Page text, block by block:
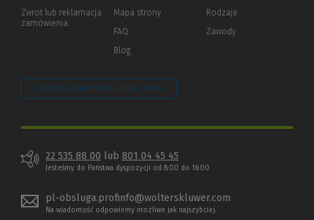
innej
Zwrot lub reklamacja
zamówienia
Mapa strony
FAQ
Blog
Rodzaje
Zawody
Zarządzaj preferencjami plików cookie
22 535 88 00 lub 801 04 45 45
Jesteśmy do Państwa dyspozycji od 8:00 do 16:00
pl-obsluga.profinfo@wolterskluwer.com
Na wiadomość odpowiemy możliwe jak najszybciej.